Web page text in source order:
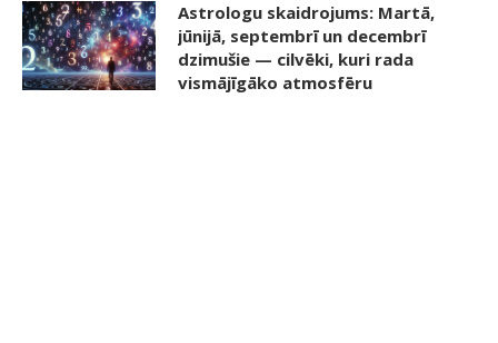
Astrologu skaidrojums: Martā,
jūnijā, septembrī un decembrī
dzimušie — cilvēki, kuri rada
vismājīgāko atmosfēru